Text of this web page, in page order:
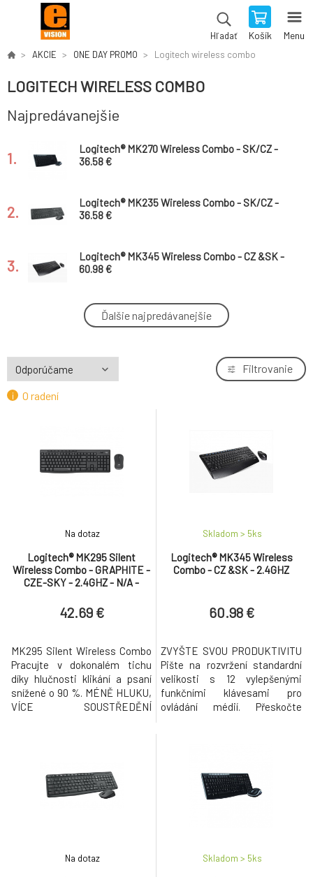
Hľadať Košík Menu
AKCIE ONE DAY PROMO Logitech wireless combo
LOGITECH WIRELESS COMBO
Najpredávanejšie
1.
Logitech® MK270 Wireless Combo - SK/CZ -
2.4GHZ - EER
36.58 €
2.
Logitech® MK235 Wireless Combo - SK/CZ -
2.4GHZ - EER
36.58 €
3.
Logitech® MK345 Wireless Combo - CZ &SK -
2.4GHZ
60.98 €
Logitech® MK295 Silent Wireless Combo -
GRAPHITE - CZE-SKY - 2.4GHZ - N/A - INTNL
42.69 €
Ďalšie najpredávanejšie
O radení
Filtrovanie
Logitech® MK295 Silent
Wireless Combo - GRAPHITE -
CZE-SKY - 2.4GHZ - N/A -
Na dotaz
42.69 €
MK295 Silent Wireless Combo
Pracujte v dokonalém tichu
díky hlučnosti klikání a psaní
snížené o 90 %. MÉNĚ HLUKU,
VÍCE SOUSTŘEDĚNÍ
SilentTouch – exkluzivní
technologií Logitech, která
Logitech® MK345 Wireless
Combo - CZ &SK - 2.4GHZ
Skladom > 5ks
60.98 €
ZVYŠTE SVOU PRODUKTIVITU
Pište na rozvržení standardní
velikosti s 12 vylepšenými
funkčními klávesami pro
ovládání médií. Přeskočte
Vychutnejte si úžasnou
životnost baterií až 4 roky v
Na dotaz Skladom > 5ks